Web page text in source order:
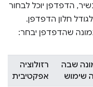
יוכל לבחור
חלון הדפדפן.
שהדפדפן יבחר:
שבה
רזולוציה
אפקטיבית